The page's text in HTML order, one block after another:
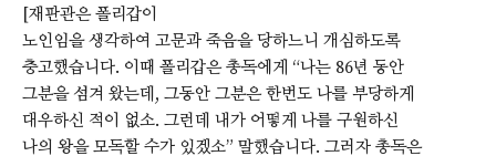
[재판관은 폴리갑이
노인임을 생각하여 고문과 죽음을 당하느니 개심하도록
충고했습니다. 이때 폴리갑은 총독에게 “나는 86년 동안
그분을 섬겨 왔는데, 그동안 그분은 한번도 나를 부당하게
대우하신 적이 없소. 그런데 내가 어떻게 나를 구원하신
나의 왕을 모독할 수가 있겠소” 말했습니다. 그러자 총독은